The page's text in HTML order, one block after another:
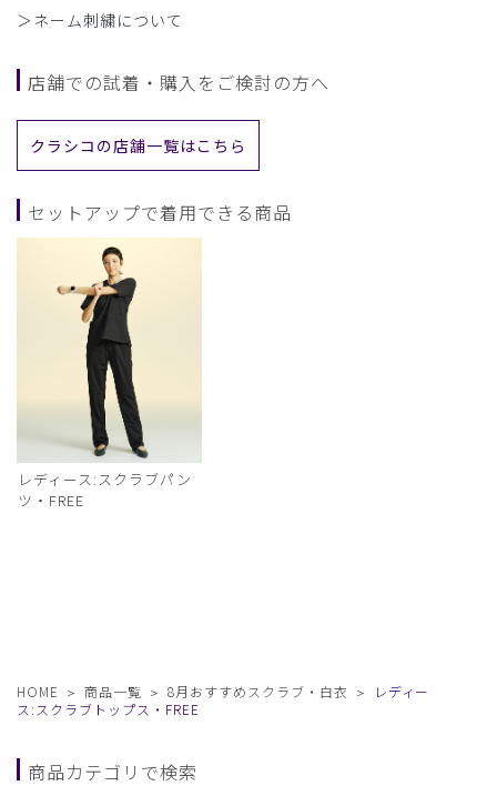
＞ネーム刺繍について
店舗での試着・購入をご検討の方へ
クラシコの店舗一覧はこちら
セットアップで着用できる商品
レディース:スクラブパン
ツ・FREE
HOME 商品一覧 8月おすすめスクラブ・白衣
レディー
ス:スクラブトップス・FREE
商品カテゴリで検索